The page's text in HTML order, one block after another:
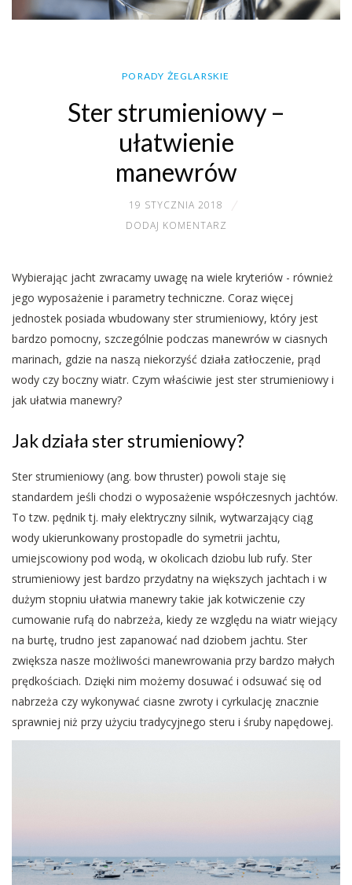
PORADY ŻEGLARSKIE
Ster strumieniowy –
ułatwienie
manewrów
19 STYCZNIA 2018
DODAJ KOMENTARZ
Wybierając jacht zwracamy uwagę na wiele kryteriów - również
jego wyposażenie i parametry techniczne. Coraz więcej
jednostek posiada wbudowany ster strumieniowy, który jest
bardzo pomocny, szczególnie podczas manewrów w ciasnych
marinach, gdzie na naszą niekorzyść działa zatłoczenie, prąd
wody czy boczny wiatr. Czym właściwie jest ster strumieniowy i
jak ułatwia manewry?
Jak działa ster strumieniowy?
Ster strumieniowy (ang. bow thruster) powoli staje się
standardem jeśli chodzi o wyposażenie współczesnych jachtów.
To tzw. pędnik tj. mały elektryczny silnik, wytwarzający ciąg
wody ukierunkowany prostopadle do symetrii jachtu,
umiejscowiony pod wodą, w okolicach dziobu lub rufy. Ster
strumieniowy jest bardzo przydatny na większych jachtach i w
dużym stopniu ułatwia manewry takie jak kotwiczenie czy
cumowanie rufą do nabrzeża, kiedy ze względu na wiatr wiejący
na burtę, trudno jest zapanować nad dziobem jachtu. Ster
zwiększa nasze możliwości manewrowania przy bardzo małych
prędkościach. Dzięki nim możemy dosuwać i odsuwać się od
nabrzeża czy wykonywać ciasne zwroty i cyrkulację znacznie
sprawniej niż przy użyciu tradycyjnego steru i śruby napędowej.